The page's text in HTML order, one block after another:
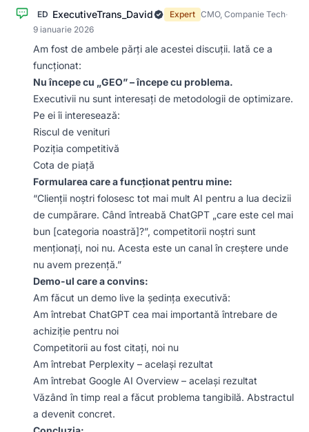
ED ExecutiveTrans_David Expert CMO, Companie Tech·
9 ianuarie 2026
Am fost de ambele părți ale acestei discuții. Iată ce a
funcționat:
Nu începe cu „GEO” – începe cu problema.
Executivii nu sunt interesați de metodologii de optimizare.
Pe ei îi interesează:
Riscul de venituri
Poziția competitivă
Cota de piață
Formularea care a funcționat pentru mine:
“Clienții noștri folosesc tot mai mult AI pentru a lua decizii
de cumpărare. Când întreabă ChatGPT „care este cel mai
bun [categoria noastră]?”, competitorii noștri sunt
menționați, noi nu. Acesta este un canal în creștere unde
nu avem prezență.”
Demo-ul care a convins:
Am făcut un demo live la ședința executivă:
Am întrebat ChatGPT cea mai importantă întrebare de
achiziție pentru noi
Competitorii au fost citați, noi nu
Am întrebat Perplexity – același rezultat
Am întrebat Google AI Overview – același rezultat
Văzând în timp real a făcut problema tangibilă. Abstractul
a devenit concret.